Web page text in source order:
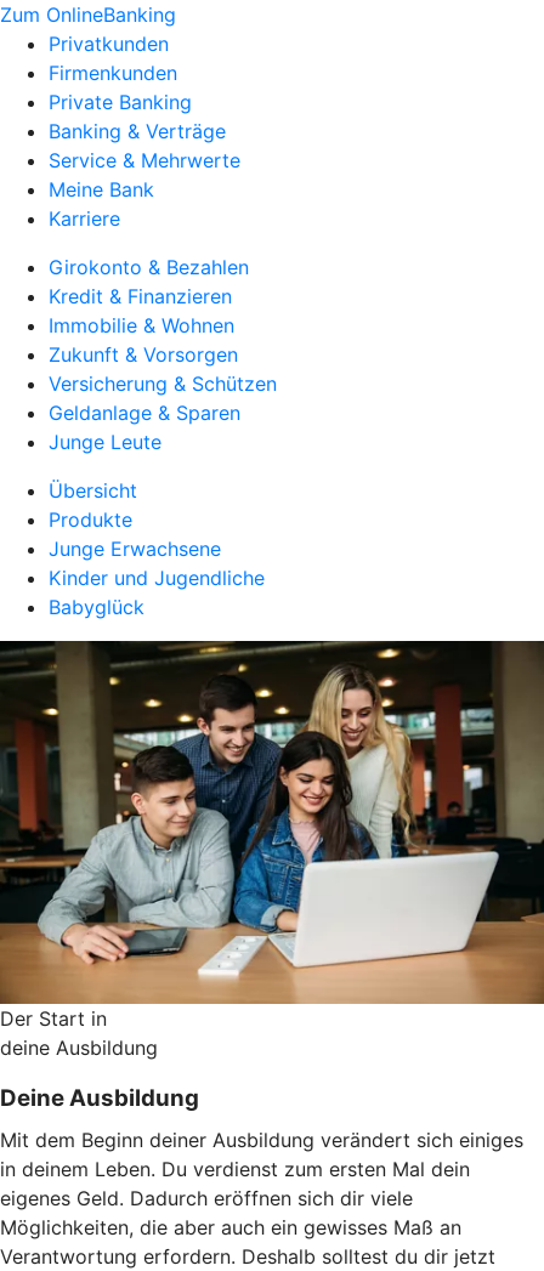
Zum OnlineBanking
Privatkunden
Firmenkunden
Private Banking
Banking & Verträge
Service & Mehrwerte
Meine Bank
Karriere
Girokonto & Bezahlen
Kredit & Finanzieren
Immobilie & Wohnen
Zukunft & Vorsorgen
Versicherung & Schützen
Geldanlage & Sparen
Junge Leute
Übersicht
Produkte
Junge Erwachsene
Kinder und Jugendliche
Babyglück
Der Start in
deine Ausbildung
Deine Ausbildung
Mit dem Beginn deiner Ausbildung verändert sich einiges
in deinem Leben. Du verdienst zum ersten Mal dein
eigenes Geld. Dadurch eröffnen sich dir viele
Möglichkeiten, die aber auch ein gewisses Maß an
Verantwortung erfordern. Deshalb solltest du dir jetzt